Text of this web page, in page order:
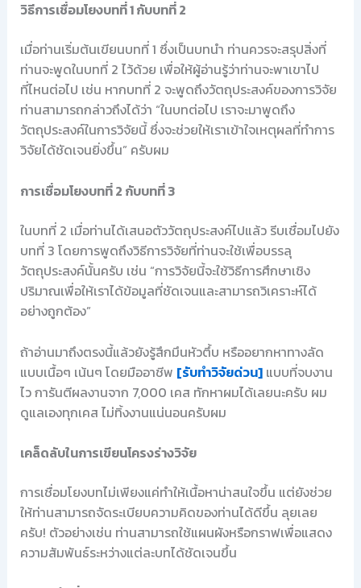
วิธีการเชื่อมโยงบทที่ 1 กับบทที่ 2
เมื่อท่านเริ่มต้นเขียนบทที่ 1 ซึ่งเป็นบทนำ ท่านควรจะสรุปสิ่งที่
ท่านจะพูดในบทที่ 2 ไว้ด้วย เพื่อให้ผู้อ่านรู้ว่าท่านจะพาเขาไป
ที่ไหนต่อไป เช่น หากบทที่ 2 จะพูดถึงวัตถุประสงค์ของการวิจัย
ท่านสามารถกล่าวถึงได้ว่า “ในบทต่อไป เราจะมาพูดถึง
วัตถุประสงค์ในการวิจัยนี้ ซึ่งจะช่วยให้เราเข้าใจเหตุผลที่ทำการ
วิจัยได้ชัดเจนยิ่งขึ้น” ครับผม
การเชื่อมโยงบทที่ 2 กับบทที่ 3
ในบทที่ 2 เมื่อท่านได้เสนอตัววัตถุประสงค์ไปแล้ว รีบเชื่อมไปยัง
บทที่ 3 โดยการพูดถึงวิธีการวิจัยที่ท่านจะใช้เพื่อบรรลุ
วัตถุประสงค์นั้นครับ เช่น “การวิจัยนี้จะใช้วิธีการศึกษาเชิง
ปริมาณเพื่อให้เราได้ข้อมูลที่ชัดเจนและสามารถวิเคราะห์ได้
อย่างถูกต้อง”
ถ้าอ่านมาถึงตรงนี้แล้วยังรู้สึกมึนหัวตึ้บ หรืออยากหาทางลัด
แบบเนื้อๆ เน้นๆ โดยมืออาชีพ [รับทำวิจัยด่วน]แบบที่จบงาน
ไว การันตีผลงานจาก 7,000 เคส ทักหาผมได้เลยนะครับ ผม
ดูแลเองทุกเคส ไม่ทิ้งงานแน่นอนครับผม
เคล็ดลับในการเขียนโครงร่างวิจัย
การเชื่อมโยงบทไม่เพียงแค่ทำให้เนื้อหาน่าสนใจขึ้น แต่ยังช่วย
ให้ท่านสามารถจัดระเบียบความคิดของท่านได้ดีขึ้น ลุยเลย
ครับ! ตัวอย่างเช่น ท่านสามารถใช้แผนผังหรือกราฟเพื่อแสดง
ความสัมพันธ์ระหว่างแต่ละบทได้ชัดเจนขึ้น